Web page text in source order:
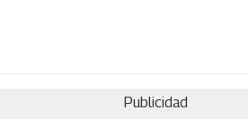
Publicidad